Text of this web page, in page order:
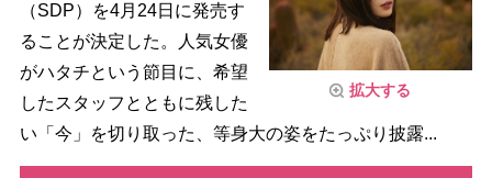
拡大する
（SDP）を4月24日に発売す
ることが決定した。人気女優
がハタチという節目に、希望
したスタッフとともに残した
い「今」を切り取った、等身大の姿をたっぷり披露...